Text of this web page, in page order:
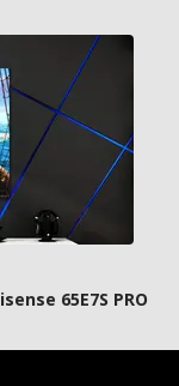
65E7S PRO